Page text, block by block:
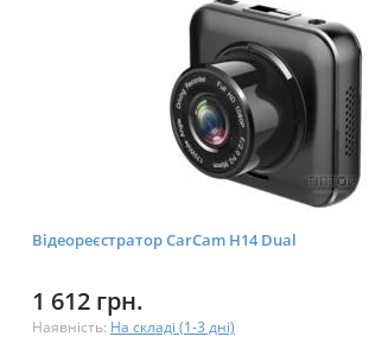
Відеореєстратор CarCam H14 Dual
1 612 грн.
Наявність: На складі (1-3 дні)